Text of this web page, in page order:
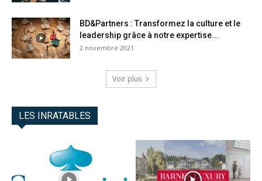
BD&Partners : Transformez la culture et le
leadership grâce à notre expertise...
2 novembre 2021
Voir plus
LES INRATABLES